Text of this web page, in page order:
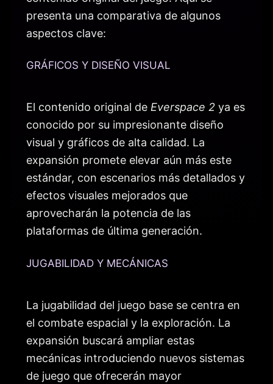
presenta una comparativa de algunos
aspectos clave:
GRÁFICOS Y DISEÑO VISUAL
El contenido original de Everspace 2 ya es
conocido por su impresionante diseño
visual y gráficos de alta calidad. La
expansión promete elevar aún más este
estándar, con escenarios más detallados y
efectos visuales mejorados que
aprovecharán la potencia de las
plataformas de última generación.
JUGABILIDAD Y MECÁNICAS
La jugabilidad del juego base se centra en
el combate espacial y la exploración. La
expansión buscará ampliar estas
mecánicas introduciendo nuevos sistemas
de juego que ofrecerán mayor